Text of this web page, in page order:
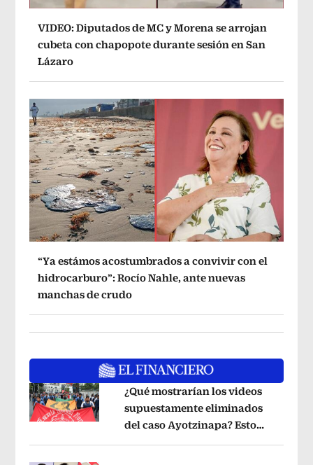
VIDEO: Diputados de MC y Morena se arrojan
cubeta con chapopote durante sesión en San
Lázaro
“Ya estámos acostumbrados a convivir con el
hidrocarburo”: Rocío Nahle, ante nuevas
manchas de crudo
Opens in new window
¿Qué mostrarían los videos
supuestamente eliminados
del caso Ayotzinapa? Esto